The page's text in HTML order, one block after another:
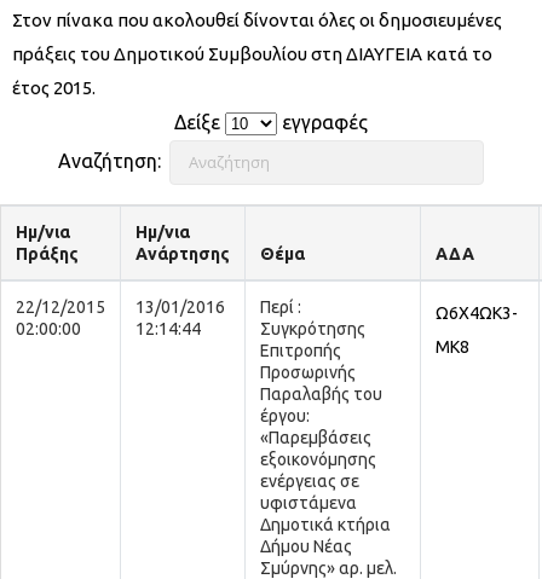
Στον πίνακα που ακολουθεί δίνονται όλες οι δημοσιευμένες
πράξεις του Δημοτικού Συμβουλίου στη ΔΙΑΥΓΕΙΑ κατά το
έτος 2015.
Δείξε
εγγραφές
Αναζήτηση:
Ημ/νια
Πράξης
Ημ/νια
Ανάρτησης
Θέμα ΑΔΑ
22/12/2015
02:00:00
13/01/2016
12:14:44
Περί :
Συγκρότησης
Επιτροπής
Προσωρινής
Παραλαβής του
έργου:
«Παρεμβάσεις
εξοικονόμησης
ενέργειας σε
υφιστάμενα
Δημοτικά κτήρια
Δήμου Νέας
Σμύρνης» αρ. μελ.
Ω6Χ4ΩΚ3-
ΜΚ8